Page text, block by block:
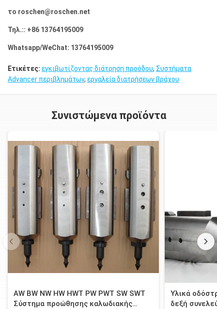
το roschen@roschen.net
Τηλ.:: +86 13764195009
Whatsapp/WeChat: 13764195009
Ετικέτες: εγκιβωτίζοντας διάτρηση προόδου, Συστήματα
Advancer περιβλημάτων, εργαλεία διατρήσεων βράχου
Συνιστώμενα προϊόντα
AW BW NW HW HWT PW PWT SW SWT
Σύστημα προώθησης καλωδιακής
Υλικά
δεξή